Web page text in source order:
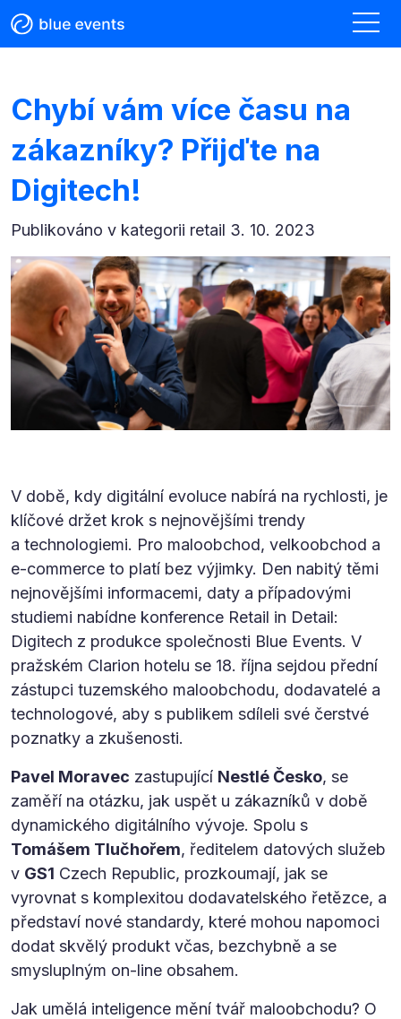
Chybí vám více času na
zákazníky? Přijďte na
Digitech!
Publikováno v kategorii retail 3. 10. 2023
V době, kdy digitální evoluce nabírá na rychlosti, je
klíčové držet krok s nejnovějšími trendy
a technologiemi. Pro maloobchod, velkoobchod a
e-commerce to platí bez výjimky. Den nabitý těmi
nejnovějšími informacemi, daty a případovými
studiemi nabídne konference Retail in Detail:
Digitech z produkce společnosti Blue Events. V
pražském Clarion hotelu se 18. října sejdou přední
zástupci tuzemského maloobchodu, dodavatelé a
technologové, aby s publikem sdíleli své čerstvé
poznatky a zkušenosti.
Pavel Moravec zastupující Nestlé Česko, se
zaměří na otázku, jak uspět u zákazníků v době
dynamického digitálního vývoje. Spolu s
Tomášem Tlučhořem, ředitelem datových služeb
v GS1 Czech Republic, prozkoumají, jak se
vyrovnat s komplexitou dodavatelského řetězce, a
představí nové standardy, které mohou napomoci
dodat skvělý produkt včas, bezchybně a se
smysluplným on-line obsahem.
Jak umělá inteligence mění tvář maloobchodu? O